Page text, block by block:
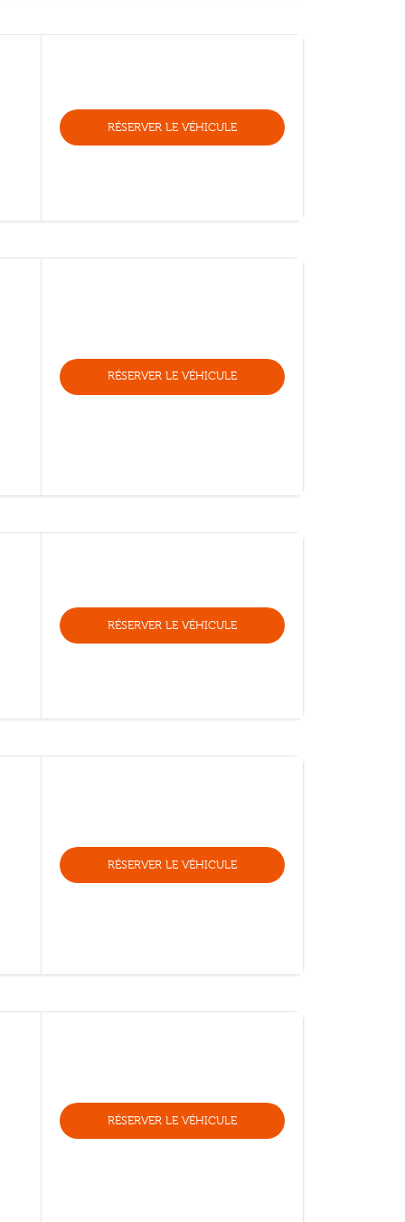
RÉSERVER LE VÉHICULE
RÉSERVER LE VÉHICULE
RÉSERVER LE VÉHICULE
RÉSERVER LE VÉHICULE
RÉSERVER LE VÉHICULE